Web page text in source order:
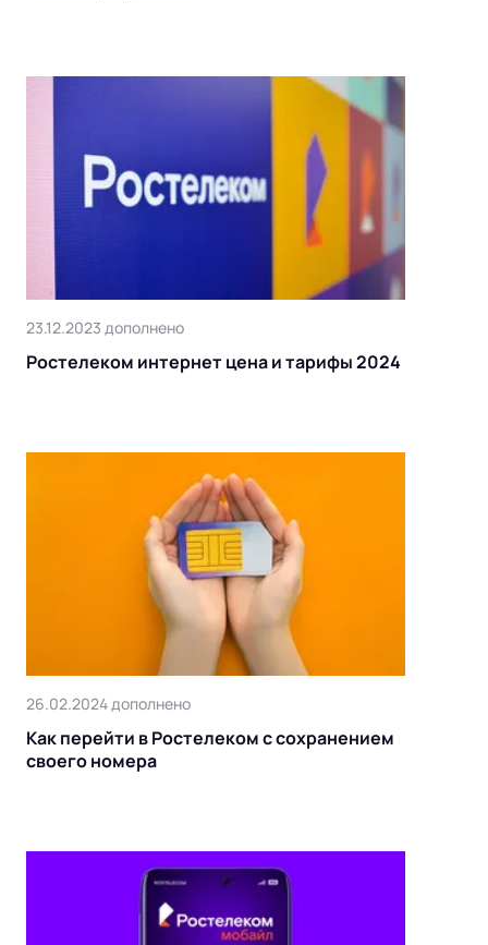
23.12.2023 дополнено
Ростелеком интернет цена и тарифы 2024
26.02.2024 дополнено
Как перейти в Ростелеком с сохранением
своего номера